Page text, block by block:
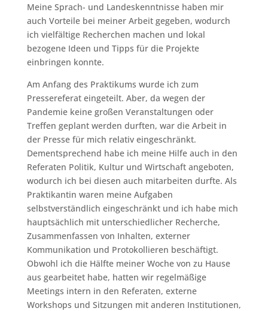
Meine Sprach- und Landeskenntnisse haben mir
auch Vorteile bei meiner Arbeit gegeben, wodurch
ich vielfältige Recherchen machen und lokal
bezogene Ideen und Tipps für die Projekte
einbringen konnte.
Am Anfang des Praktikums wurde ich zum
Pressereferat eingeteilt. Aber, da wegen der
Pandemie keine großen Veranstaltungen oder
Treffen geplant werden durften, war die Arbeit in
der Presse für mich relativ eingeschränkt.
Dementsprechend habe ich meine Hilfe auch in den
Referaten Politik, Kultur und Wirtschaft angeboten,
wodurch ich bei diesen auch mitarbeiten durfte. Als
Praktikantin waren meine Aufgaben
selbstverständlich eingeschränkt und ich habe mich
hauptsächlich mit unterschiedlicher Recherche,
Zusammenfassen von Inhalten, externer
Kommunikation und Protokollieren beschäftigt.
Obwohl ich die Hälfte meiner Woche von zu Hause
aus gearbeitet habe, hatten wir regelmäßige
Meetings intern in den Referaten, externe
Workshops und Sitzungen mit anderen Institutionen,